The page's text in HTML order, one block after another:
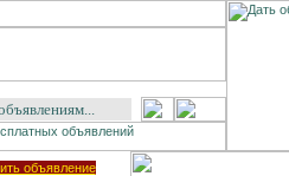
объявление